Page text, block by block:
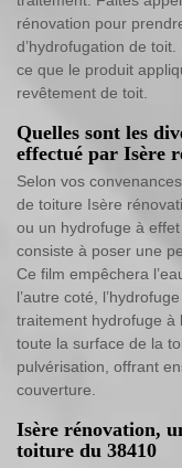
rénovation pour
d’hydrofugation de
ce que le produit
revêtement de toit.
Quelles sont les
effectué par Isère
Selon vos
de toiture Isère
ou un hydrofuge à effet
consiste à poser une
Ce film empêchera
l’autre coté,
traitement hydrofuge à
toute la surface de la
pulvérisation, offrant
couverture.
Isère rénovation,
toiture du 38410